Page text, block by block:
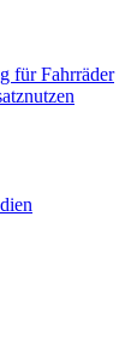
für Fahrräder